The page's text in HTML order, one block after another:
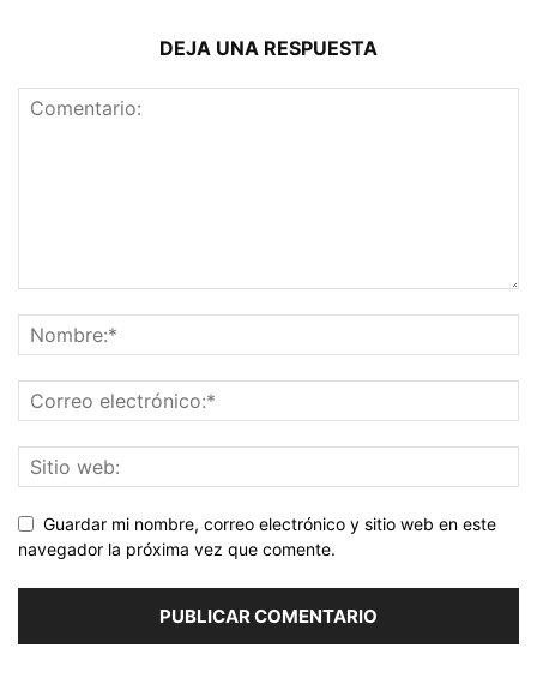
DEJA UNA RESPUESTA
Guardar mi nombre, correo electrónico y sitio web en este
navegador la próxima vez que comente.